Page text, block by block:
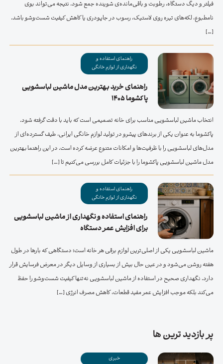
فیلتر و دیگ دستگاه، رطوبت و باقی‌مانده‌ی شوینده جمع شود. نتیجه می‌تواند بوی
نامطبوع، لکه‌های تیره روی لاستیک، رسوب در جاپودری یا کاهش کیفیت شست‌وشو باشد.
[…]
راهنمای استفاده و
نگهداری از لوازم خانگی
راهنمای خرید بهترین مدل ماشین لباسشویی
پاکشوما ۱۴۰۵
انتخاب ماشین لباسشویی مناسب برای خانه تصمیمی است که باید با دقت گرفته شود.
پاکشوما به عنوان یکی از برندهای پیشرو در تولید لوازم خانگی ایرانی، طیف گسترده‌ای از
مدل‌های لباسشویی را با ظرفیت‌ها و امکانات متنوع عرضه کرده است. در این راهنما بهترین
مدل ماشین لباسشویی پاکشوما را با جزئیات کامل بررسی می‌کنیم تا […]
راهنمای استفاده و
نگهداری از لوازم خانگی
راهنمای استفاده و نگهداری از ماشین لباسشویی
برای افزایش عمر دستگاه
ماشین لباسشویی یکی از اصلی‌ترین لوازم برقی هر خانه است؛ دستگاهی که بارها در طول
هفته روشن می‌شود و در عین حال بیش از بسیاری از وسایل دیگر در معرض فرسایش قرار
دارد. نگهداری صحیح در استفاده از ماشین لباسشویی نه‌تنها کیفیت شست‌وشو را حفظ
می‌کند بلکه موجب افزایش عمر مفید قطعات، کاهش مصرف انرژی […]
پر بازدید ترین ها
خبری